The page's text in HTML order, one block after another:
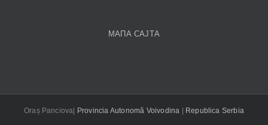
МАПА САЈТА
Oraș Panciova| Provincia Autonomă Voivodina Republica Serbia